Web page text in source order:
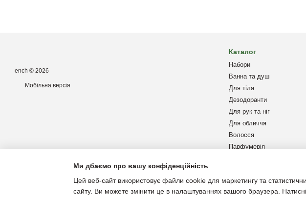
ench © 2026
Мобільна версія
Каталог
Набори
Ванна та душ
Для тіла
Дезодоранти
Для рук та ніг
Для обличчя
Волосся
Парфумерія
Захист від сонця
Ми дбаємо про вашу конфіденційність
Цей веб-сайт використовує файли cookie для маркетингу та
сайту. Ви можете змінити це в налаштуваннях вашого браузера.